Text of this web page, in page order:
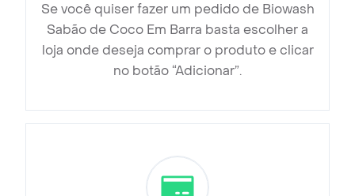
Se você quiser fazer um pedido de Biowash
Sabão de Coco Em Barra basta escolher a
loja onde deseja comprar o produto e clicar
no botão “Adicionar”.